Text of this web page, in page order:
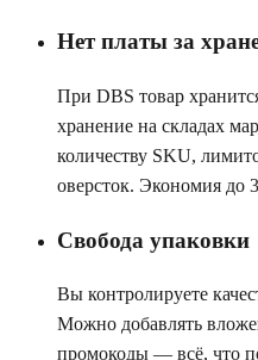
Нет платы за
При DBS товар
хранение на складах
количеству SKU,
оверсток. Экономия до
Свобода упаковки
Вы контролируете
Можно добавлять
промокоды — всё, что